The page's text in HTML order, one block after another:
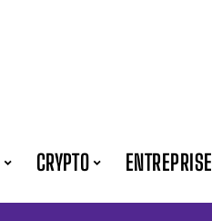
CRYPTO ENTREPRISE